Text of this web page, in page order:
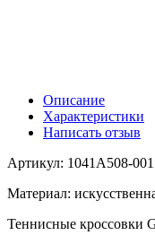
Описание
Характеристики
Написать отзыв
Артикул: 1041A508-001
Материал:
Теннисные кроссовки